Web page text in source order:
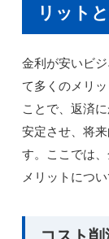
リット
金利が安いビ
て多くのメリ
ことで、返済
安定させ、将
す。ここでは
メリットにつ